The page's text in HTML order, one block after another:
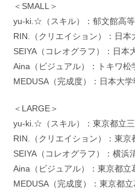
＜SMALL＞
yu-ki.☆（スキル）：郁文館高
RIN.（クリエイション）：日
SEIYA（コレオグラフ）：日本
Aina（ビジュアル）：トキワ松
MEDUSA（完成度）：日本大
＜LARGE＞
yu-ki.☆（スキル）：東京都立
RIN.（クリエイション）：東
SEIYA（コレオグラフ）：横浜
Aina（ビジュアル）：東京都
MEDUSA（完成度）：東京都